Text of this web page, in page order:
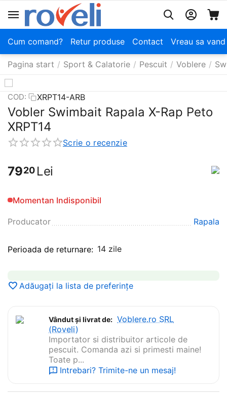
Cum comand? Retur produse Contact Vreau sa
Pagina start / Sport & Calatorie / Pescuit / Voblere /
COD: XRPT14-ARB
Vobler Swimbait Rapala X-Rap Peto
XRPT14
Scrie o recenzie
7920 Lei
Momentan Indisponibil
Producator Rapala
Perioada de returnare: 14 zile
Adăugați la lista de preferințe
Vândut și livrat de: Voblere.ro SRL
(Roveli)
Importator si distribuitor articole de
pescuit. Comanda azi si primesti maine!
Toate p...
Intrebari? Trimite-ne un mesaj!